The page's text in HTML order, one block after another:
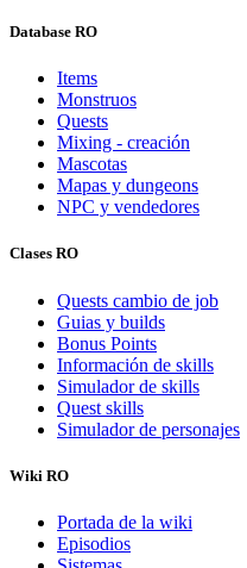
Database RO
Items
Monstruos
Quests
Mixing - creación
Mascotas
Mapas y dungeons
NPC y vendedores
Clases RO
Quests cambio de job
Guias y builds
Bonus Points
Información de skills
Simulador de skills
Quest skills
Simulador de personajes
Wiki RO
Portada de la wiki
Episodios